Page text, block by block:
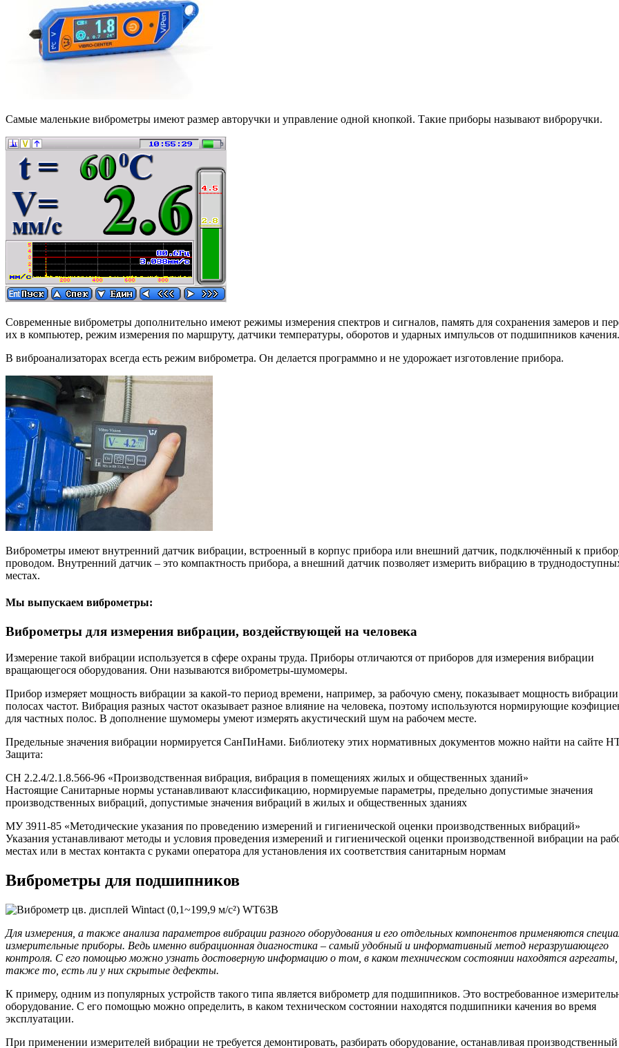
Самые маленькие виброметры имеют размер авторучки и управление одной кнопкой. Такие приборы называют виброручки.
Современные виброметры дополнительно имеют режимы измерения спектров и сигналов, память для сохранения замеров и
их в компьютер, режим измерения по маршруту, датчики температуры, оборотов и ударных импульсов от подшипников качения.
В виброанализаторах всегда есть режим виброметра. Он делается программно и не удорожает изготовление прибора.
Виброметры имеют внутренний датчик вибрации, встроенный в корпус прибора или внешний датчик, подключённый к
проводом. Внутренний датчик – это компактность прибора, а внешний датчик позволяет измерить вибрацию в
местах.
Мы выпускаем виброметры:
Виброметры для измерения вибрации, воздействующей на человека
Измерение такой вибрации используется в сфере охраны труда. Приборы отличаются от приборов для измерения вибрации
вращающегося оборудования. Они называются виброметры-шумомеры.
Прибор измеряет мощность вибрации за какой-то период времени, например, за рабочую смену, показывает мощность
полосах частот. Вибрация разных частот оказывает разное влияние на человека, поэтому используются нормирующие
для частных полос. В дополнение шумомеры умеют измерять акустический шум на рабочем месте.
Предельные значения вибрации нормируется СанПиНами. Библиотеку этих нормативных документов можно найти на сайте
Защита:
СН 2.2.4/2.1.8.566-96 «Производственная вибрация, вибрация в помещениях жилых и общественных зданий»
Настоящие Санитарные нормы устанавливают классификацию, нормируемые параметры, предельно допустимые значения
производственных вибраций, допустимые значения вибраций в жилых и общественных зданиях
МУ 3911-85 «Методические указания по проведению измерений и гигиенической оценки производственных вибраций»
Указания устанавливают методы и условия проведения измерений и гигиенической оценки производственной вибрации на
местах или в местах контакта с руками оператора для установления их соответствия санитарным нормам
Виброметры для подшипников
Для измерения, а также анализа параметров вибрации разного оборудования и его отдельных компонентов применяются
измерительные приборы. Ведь именно вибрационная диагностика – самый удобный и информативный метод неразрушающего
контроля. С его помощью можно узнать достоверную информацию о том, в каком техническом состоянии находятся
также то, есть ли у них скрытые дефекты.
К примеру, одним из популярных устройств такого типа является виброметр для подшипников. Это востребованное
оборудование. С его помощью можно определить, в каком техническом состоянии находятся подшипники качения во время
эксплуатации.
При применении измерителей вибрации не требуется демонтировать, разбирать оборудование, останавливая производственный